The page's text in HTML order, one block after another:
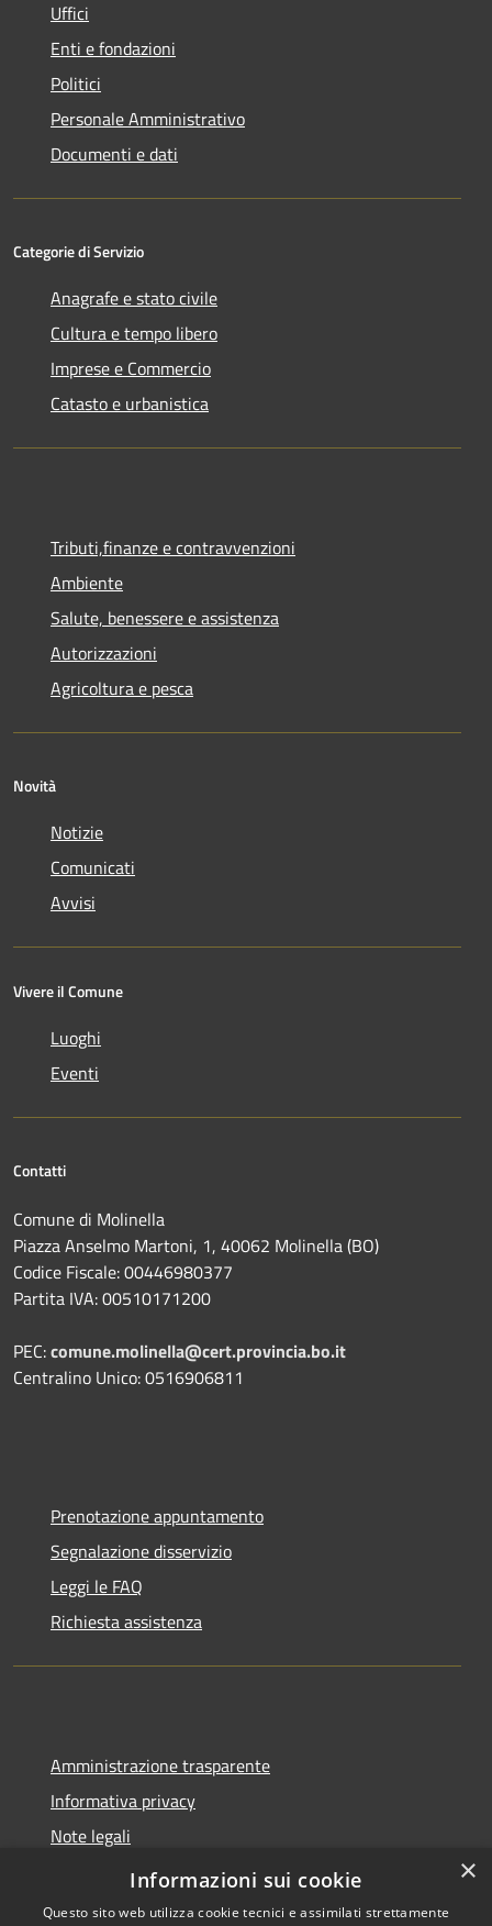
Uffici
Enti e fondazioni
Politici
Personale Amministrativo
Documenti e dati
Categorie di Servizio
Anagrafe e stato civile
Cultura e tempo libero
Imprese e Commercio
Catasto e urbanistica
Tributi,finanze e contravvenzioni
Ambiente
Salute, benessere e assistenza
Autorizzazioni
Agricoltura e pesca
Novità
Notizie
Comunicati
Avvisi
Vivere il Comune
Luoghi
Eventi
Contatti
Comune di Molinella
Piazza Anselmo Martoni, 1, 40062 Molinella (BO)
Codice Fiscale: 00446980377
Partita IVA: 00510171200
PEC:comune.molinella@cert.provincia.bo.it
Centralino Unico: 0516906811
Prenotazione appuntamento
Segnalazione disservizio
Leggi le FAQ
Richiesta assistenza
Amministrazione trasparente
Informativa privacy
Note legali
Dichiarazione di accessibilità
×
Informazioni sui cookie
Questo sito web utilizza cookie tecnici e assimilati strettamente